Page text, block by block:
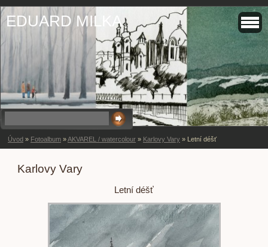
EDUARD MILKA
Úvod » Fotoalbum »AKVAREL / watercolour » Karlovy Vary » Letní déšť
Karlovy Vary
Letní déšť